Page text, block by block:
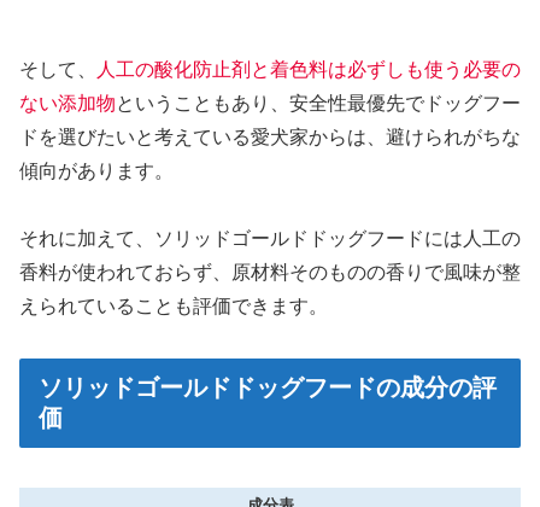
そして、
人工の酸化防止剤と着色料は必ずしも使う必要の
ない添加物ということもあり、安全性最優先でドッグフー
ドを選びたいと考えている愛犬家からは、避けられがちな
傾向があります。
それに加えて、ソリッドゴールドドッグフードには人工の
香料が使われておらず、原材料そのものの香りで風味が整
えられていることも評価できます。
ソリッドゴールドドッグフードの成分の評
価